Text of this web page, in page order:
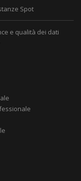
Spot
e qualità dei dati